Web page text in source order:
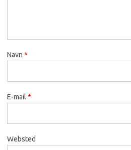
Navn *
E-mail *
Websted